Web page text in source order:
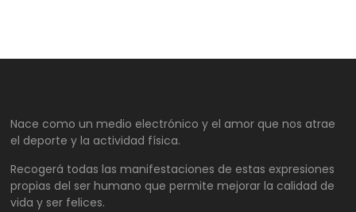
Nace como un medio electrónico y el amor que nos atrae
el deporte y la actividad física.
Recogerá todas las manifestaciones de estas expresiones
propias del ser humano que permite mejorar la calidad de
vida y ser felices.